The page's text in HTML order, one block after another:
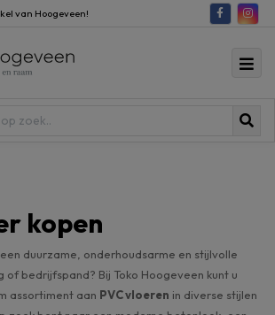
van Hoogeveen!
kopen
duurzame, onderhoudsarme en stijlvolle
of bedrijfspand? Bij Toko Hoogeveen kunt u
assortiment aan PVC vloeren in diverse stijlen